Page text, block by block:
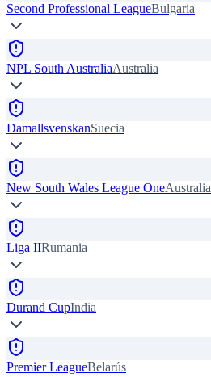
Second Professional LeagueBulgaria
NPL South AustraliaAustralia
DamallsvenskanSuecia
New South Wales League OneAustralia
Liga IIRumania
Durand CupIndia
Premier LeagueBelarús